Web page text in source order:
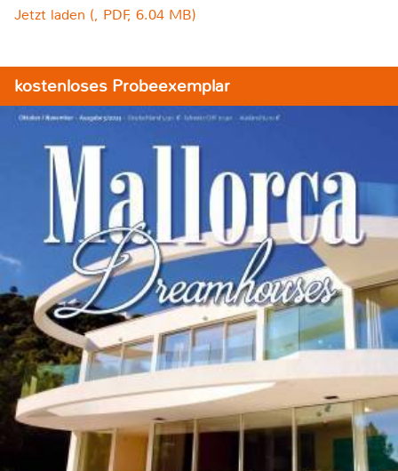
Jetzt laden (, PDF, 6.04 MB)
kostenloses Probeexemplar